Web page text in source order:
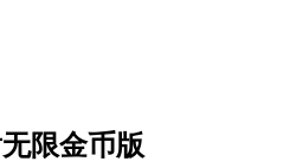
限金币版